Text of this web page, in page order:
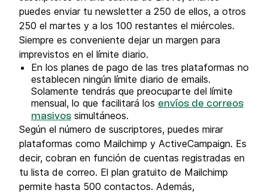
puedes enviar tu newsletter a 250 de ellos, a otros
250 el martes y a los 100 restantes el miércoles.
Siempre es conveniente dejar un margen para
imprevistos en el límite diario.
En los planes de pago de las tres plataformas no
establecen ningún límite diario de emails.
Solamente tendrás que preocuparte del límite
mensual, lo que facilitará los envíos de correos
masivos simultáneos.
Según el número de suscriptores, puedes mirar
plataformas como Mailchimp y ActiveCampaign. Es
decir, cobran en función de cuentas registradas en
tu lista de correo. El plan gratuito de Mailchimp
permite hasta 500 contactos. Además,